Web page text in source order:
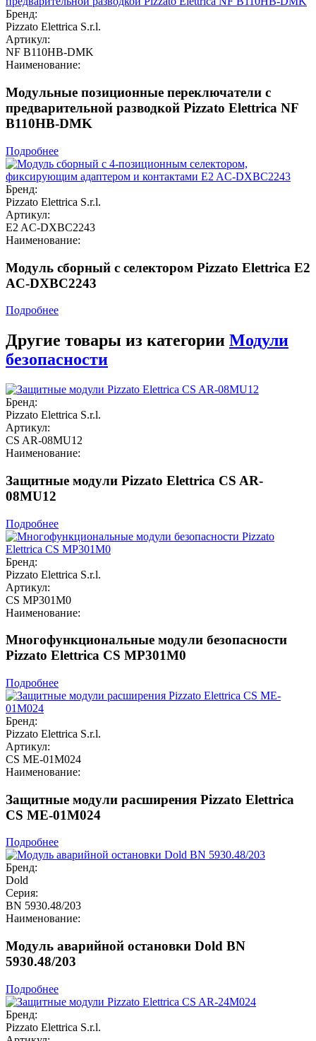
Бренд:
Pizzato Elettrica S.r.l.
Артикул:
NF B110HB-DMK
Наименование:
Модульные позиционные переключатели с
предварительной разводкой Pizzato Elettrica NF
B110HB-DMK
Подробнее
Бренд:
Pizzato Elettrica S.r.l.
Артикул:
E2 AC-DXBC2243
Наименование:
Модуль сборный с селектором Pizzato Elettrica E2
AC-DXBC2243
Подробнее
Другие товары из категории Модули
безопасности
Бренд:
Pizzato Elettrica S.r.l.
Артикул:
CS AR-08MU12
Наименование:
Защитные модули Pizzato Elettrica CS AR-
08MU12
Подробнее
Бренд:
Pizzato Elettrica S.r.l.
Артикул:
CS MP301M0
Наименование:
Многофункциональные модули безопасности
Pizzato Elettrica CS MP301M0
Подробнее
Бренд:
Pizzato Elettrica S.r.l.
Артикул:
CS ME-01M024
Наименование:
Защитные модули расширения Pizzato Elettrica
CS ME-01M024
Подробнее
Бренд:
Dold
Серия:
BN 5930.48/203
Наименование:
Модуль аварийной остановки Dold BN
5930.48/203
Подробнее
Бренд:
Pizzato Elettrica S.r.l.